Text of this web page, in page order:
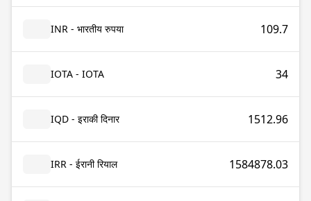
INR - भारतीय रुपया 109.7
IOTA - IOTA 34
IQD - इराकी दिनार 1512.96
IRR - ईरानी रियाल 1584878.03